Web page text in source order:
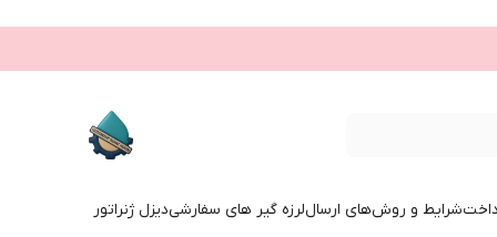
شرایط و روش‌های ارساللرزه گیر های سفارشیدیزل ژنراتور